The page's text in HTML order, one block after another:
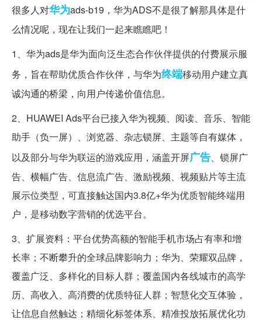
很多人对华为ads-b19，华为ADS不是很了解那具体是什
么情况呢，现在让我们一起来瞧瞧吧！
1、华为ads是华为面向泛生态合作伙伴提供的付费展示服
务，旨在帮助优质合作伙伴，与华为终端移动用户建立真
诚沟通的桥梁，向用户传递价值信息。
2、HUAWEI Ads平台已接入华为视频、阅读、音乐、智能
助手（负一屏）、浏览器、杂志锁屏、主题等自有媒体，
以及部分与华为联运的游戏应用，涵盖开屏广告、锁屏广
告、横幅广告、信息流广告、激励视频、视频贴片等主流
展示位类型，可直接触达国内3.8亿+华为优质智能终端用
户，是移动数字营销的优选平台。
3、扩展资料：平台优势高额的智能手机市场占有率和增
长率；不断攀升的全球品牌影响力；华为、荣耀双品牌，
覆盖广泛、多样化的目标人群；覆盖国内各线城市的高学
历、高收入、高消费的优质特征人群；智慧化交互体验，
让信息自然触达；精细化标签体系、精准投放拓展优化功